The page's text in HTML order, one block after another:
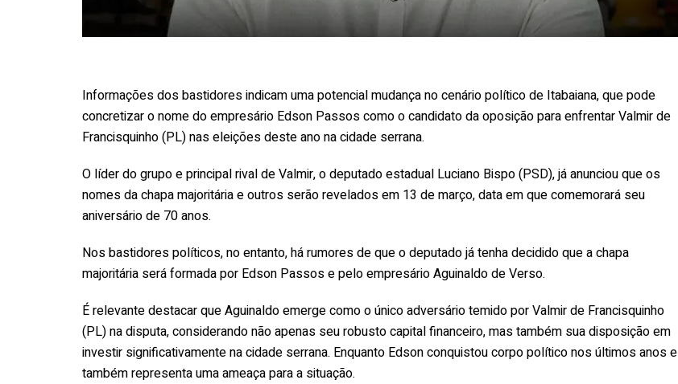
Informações dos bastidores indicam uma potencial mudança no cenário político de Itabaiana, que pode
concretizar o nome do empresário Edson Passos como o candidato da oposição para enfrentar Valmir de
Francisquinho (PL) nas eleições deste ano na cidade serrana.
O líder do grupo e principal rival de Valmir, o deputado estadual Luciano Bispo (PSD), já anunciou que os
nomes da chapa majoritária e outros serão revelados em 13 de março, data em que comemorará seu
aniversário de 70 anos.
Nos bastidores políticos, no entanto, há rumores de que o deputado já tenha decidido que a chapa
majoritária será formada por Edson Passos e pelo empresário Aguinaldo de Verso.
É relevante destacar que Aguinaldo emerge como o único adversário temido por Valmir de Francisquinho
(PL) na disputa, considerando não apenas seu robusto capital financeiro, mas também sua disposição em
investir significativamente na cidade serrana. Enquanto Edson conquistou corpo político nos últimos anos e
também representa uma ameaça para a situação.